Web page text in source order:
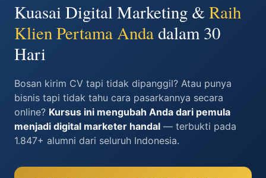
Kuasai Digital Marketing &Raih
Klien Pertama Andadalam 30
Hari
Bosan kirim CV tapi tidak dipanggil? Atau punya
bisnis tapi tidak tahu cara pasarkannya secara
online? Kursus ini mengubah Anda dari pemula
menjadi digital marketer handal — terbukti pada
1.847+ alumni dari seluruh Indonesia.